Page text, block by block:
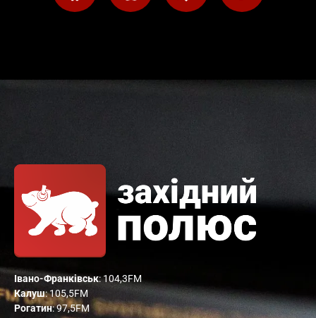
Івано-Франківськ: 104,3FM
Калуш: 105,5FM
Рогатин: 97,5FM